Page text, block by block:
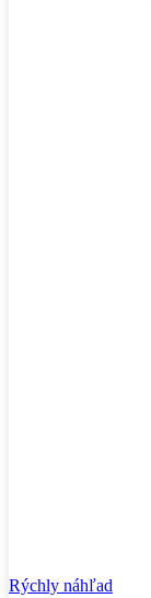
Rýchly náhľad